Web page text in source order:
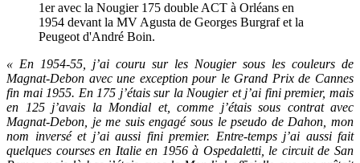
1er avec la Nougier 175 double ACT à Orléans en
1954 devant la MV Agusta de Georges Burgraf et la
Peugeot d'André Boin.
« En 1954-55, j’ai couru sur les Nougier sous les couleurs de
Magnat-Debon avec une exception pour le Grand Prix de Cannes
fin mai 1955. En 175 j’étais sur la Nougier et j’ai fini premier, mais
en 125 j’avais la Mondial et, comme j’étais sous contrat avec
Magnat-Debon, je me suis engagé sous le pseudo de Dahon, mon
nom inversé et j’ai aussi fini premier. Entre-temps j’ai aussi fait
quelques courses en Italie en 1956 à Ospedaletti, le circuit de San